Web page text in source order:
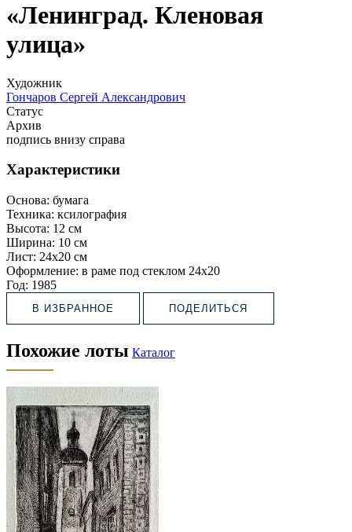
«Ленинград. Кленовая
улица»
Художник
Гончаров Сергей Александрович
Статус
Архив
подпись внизу справа
Характеристики
Основа: бумага
Техника: ксилография
Высота: 12 см
Ширина: 10 см
Лист: 24х20 см
Оформление: в раме под стеклом 24х20
Год: 1985
В ИЗБРАННОЕ ПОДЕЛИТЬСЯ
Похожие лоты Каталог